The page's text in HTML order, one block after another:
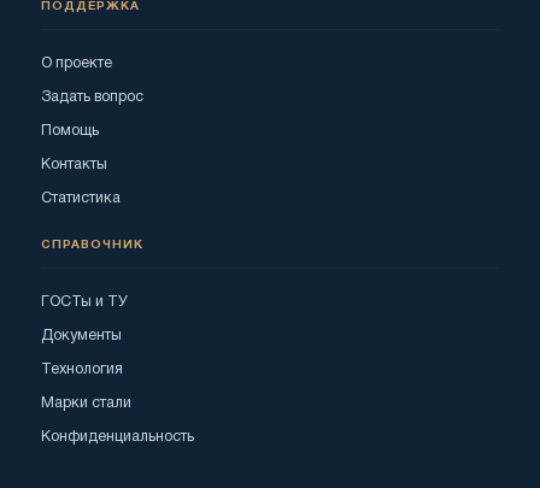
ПОДДЕРЖКА
О проекте
Задать вопрос
Помощь
Контакты
Статистика
СПРАВОЧНИК
ГОСТы и ТУ
Документы
Технология
Марки стали
Конфиденциальность